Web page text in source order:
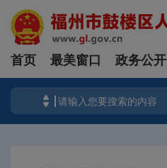
首页 最美窗口 政务公开